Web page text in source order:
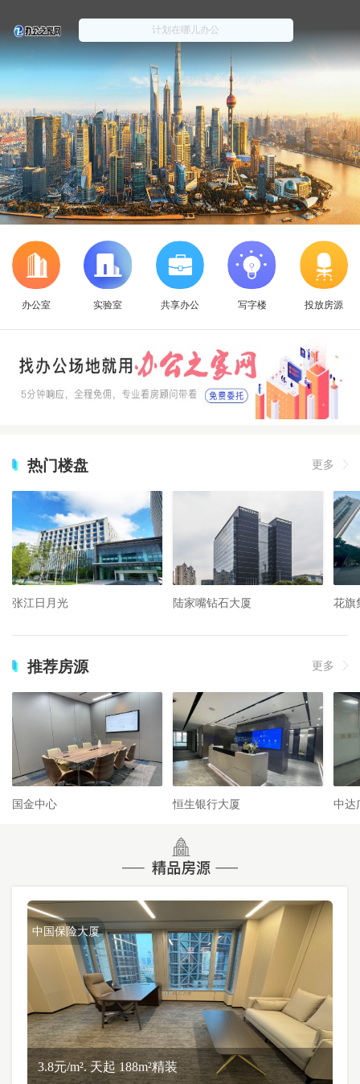
办公室 实验室 共享办公 写字楼 投放房源
热门楼盘 更多
张江日月光 陆家嘴钻石大厦 花旗
推荐房源 更多
国金中心 恒生银行大厦 中达
中国保险大厦
3.8元/m². 天起 188m²精装